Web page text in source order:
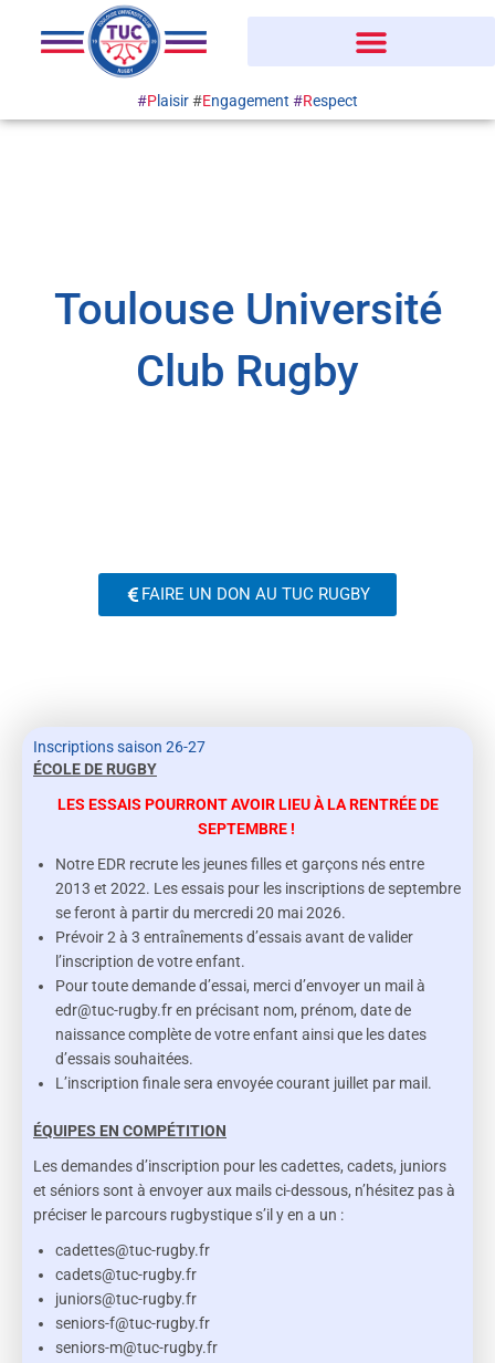
#Plaisir#Engagement #Respect
Toulouse Université
Club Rugby
FAIRE UN DON AU TUC RUGBY
Inscriptions saison 26-27
ÉCOLE DE RUGBY
LES ESSAIS POURRONT AVOIR LIEU À LA RENTRÉE DE
SEPTEMBRE !
Notre EDR recrute les jeunes filles et garçons nés entre
2013 et 2022. Les essais pour les inscriptions de septembre
se feront à partir du mercredi 20 mai 2026.
Prévoir 2 à 3 entraînements d’essais avant de valider
l’inscription de votre enfant.
Pour toute demande d’essai, merci d’envoyer un mail à
edr@tuc-rugby.fr en précisant nom, prénom, date de
naissance complète de votre enfant ainsi que les dates
d’essais souhaitées.
L’inscription finale sera envoyée courant juillet par mail.
ÉQUIPES EN COMPÉTITION
Les demandes d’inscription pour les cadettes, cadets, juniors
et séniors sont à envoyer aux mails ci-dessous, n’hésitez pas à
préciser le parcours rugbystique s’il y en a un :
cadettes@tuc-rugby.fr
cadets@tuc-rugby.fr
juniors@tuc-rugby.fr
seniors-f@tuc-rugby.fr
seniors-m@tuc-rugby.fr